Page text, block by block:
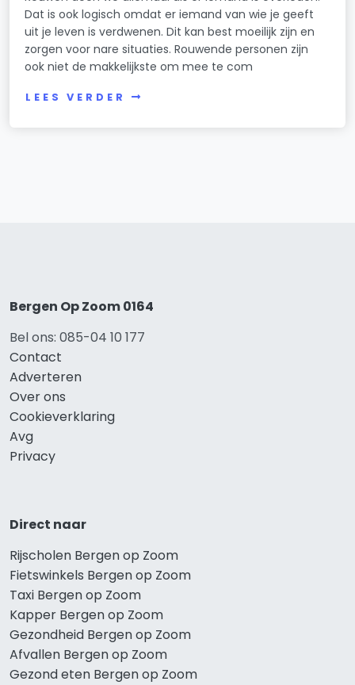
Dat is ook logisch omdat er iemand van wie je geeft
uit je leven is verdwenen. Dit kan best moeilijk zijn en
zorgen voor nare situaties. Rouwende personen zijn
ook niet de makkelijkste om mee te com
LEES VERDER
Bergen Op Zoom 0164
Bel ons: 085-04 10 177
Contact
Adverteren
Over ons
Cookieverklaring
Avg
Privacy
Direct naar
Rijscholen Bergen op Zoom
Fietswinkels Bergen op Zoom
Taxi Bergen op Zoom
Kapper Bergen op Zoom
Gezondheid Bergen op Zoom
Afvallen Bergen op Zoom
Gezond eten Bergen op Zoom